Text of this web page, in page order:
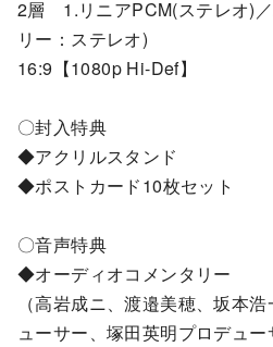
2層 1.リニアPCM(ステレオ)
リー：ステレオ)
16:9【1080p Hi-Def】
〇封入特典
◆アクリルスタンド
◆ポストカード10枚セット
〇音声特典
◆オーディオコメンタリー
（高岩成ニ、渡邉美穂、坂本
ューサー、塚田英明プロデュー